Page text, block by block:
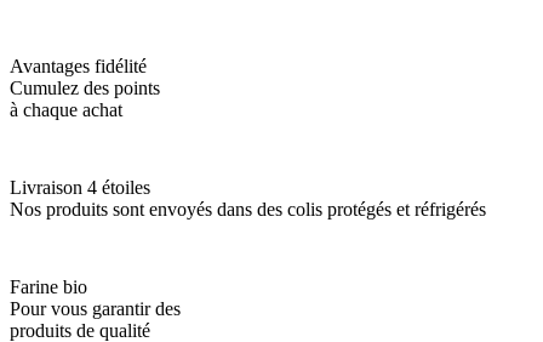
Avantages fidélité
Cumulez des points
à chaque achat
Livraison 4 étoiles
Nos produits sont envoyés dans des colis protégés et réfrigérés
Farine bio
Pour vous garantir des
produits de qualité